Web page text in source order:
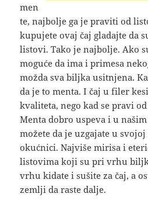
men
te, najbolje ga je praviti od
kupujete ovaj čaj gladajte da
listovi. Tako je najbolje. Ako
moguće da ima i primesa
možda sva biljka usitnjena.
da je to menta. I čaj u filer
kvaliteta, nego kad se pravi
Menta dobro uspeva i u
možete da je uzgajate u
okućnici. Najviše mirisa i
listovima koji su pri vrhu
vrhu kidate i sušite za čaj, a
zemlji da raste dalje.